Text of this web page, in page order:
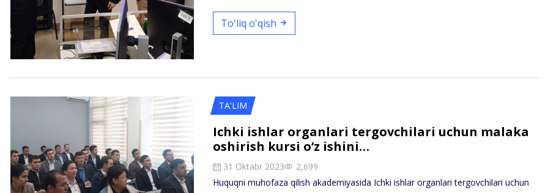
To'liq o'qish
TA'LIM
Ichki ishlar organlari tergovchilari uchun malaka
oshirish kursi o‘z ishini…
31 Oktabr 2023
2,699
Huquqni muhofaza qilish akademiyasida Ichki ishlar organlari tergovchilari uchun